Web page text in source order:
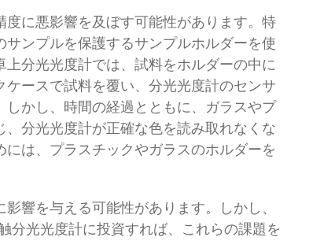
に悪影響を及ぼす可能性があります。特
ンプルを保護するサンプルホルダーを使
分光光度計では、試料をホルダーの中に
ースで試料を覆い、分光光度計のセンサ
かし、時間の経過とともに、ガラスやプ
分光光度計が正確な色を読み取れなくな
は、プラスチックやガラスのホルダーを
響を与える可能性があります。しかし、
分光光度計に投資すれば、これらの課題を